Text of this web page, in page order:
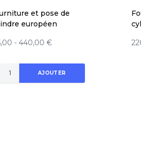
et pose de
européen
- 440,00 €
AJOUTER